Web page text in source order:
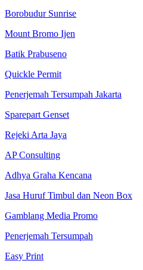
Borobudur Sunrise
Mount Bromo Ijen
Batik Prabuseno
Quickle Permit
Penerjemah Tersumpah Jakarta
Sparepart Genset
Rejeki Arta Jaya
AP Consulting
Adhya Graha Kencana
Jasa Huruf Timbul dan Neon Box
Gamblang Media Promo
Penerjemah Tersumpah
Easy Print